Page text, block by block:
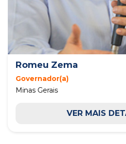
Romeu Zema
Governador(a)
Minas Gerais
VER MAIS